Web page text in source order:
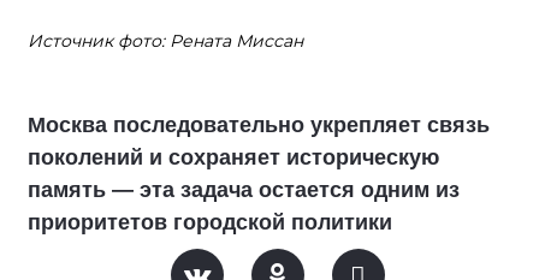
Источник фото: Рената Миссан
Москва последовательно укрепляет связь
поколений и сохраняет историческую
память — эта задача остается одним из
приоритетов городской политики